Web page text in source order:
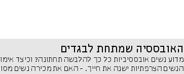
האובססיה שמתחת לבגדים
מדוע נשים אובססיביות כל כך להלבשה תחתונה? וכיצד
הנשים הצרפתיות ישנה את חייך. - האם את מכירה נשים